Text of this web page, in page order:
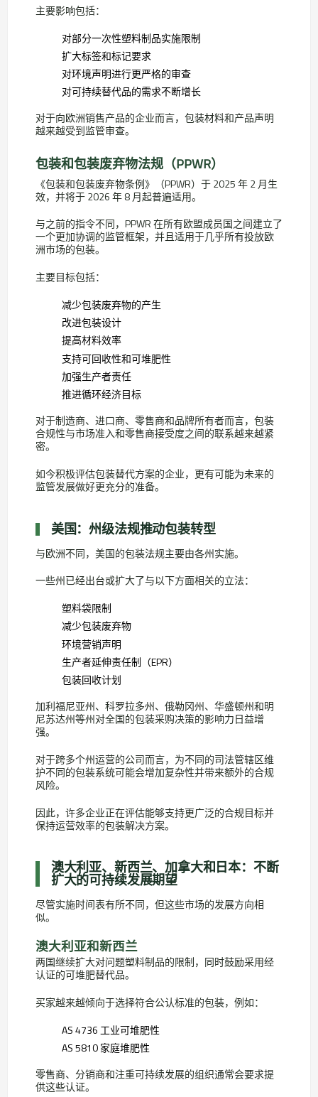
主要影响包括：
对部分一次性塑料制品实施限制
扩大标签和标记要求
对环境声明进行更严格的审查
对可持续替代品的需求不断增长
对于向欧洲销售产品的企业而言，包装材料和产品声明
越来越受到监管审查。
包装和包装废弃物法规（PPWR）
《包装和包装废弃物条例》（PPWR）于 2025 年 2 月生
效，并将于 2026 年 8 月起普遍适用。
与之前的指令不同，PPWR 在所有欧盟成员国之间建立了
一个更加协调的监管框架，并且适用于几乎所有投放欧
洲市场的包装。
主要目标包括：
减少包装废弃物的产生
改进包装设计
提高材料效率
支持可回收性和可堆肥性
加强生产者责任
推进循环经济目标
对于制造商、进口商、零售商和品牌所有者而言，包装
合规性与市场准入和零售商接受度之间的联系越来越紧
密。
如今积极评估包装替代方案的企业，更有可能为未来的
监管发展做好更充分的准备。
美国：州级法规推动包装转型
与欧洲不同，美国的包装法规主要由各州实施。
一些州已经出台或扩大了与以下方面相关的立法：
塑料袋限制
减少包装废弃物
环境营销声明
生产者延伸责任制（EPR）
包装回收计划
加利福尼亚州、科罗拉多州、俄勒冈州、华盛顿州和明
尼苏达州等州对全国的包装采购决策的影响力日益增
强。
对于跨多个州运营的公司而言，为不同的司法管辖区维
护不同的包装系统可能会增加复杂性并带来额外的合规
风险。
因此，许多企业正在评估能够支持更广泛的合规目标并
保持运营效率的包装解决方案。
澳大利亚、新西兰、加拿大和日本：不断
扩大的可持续发展期望
尽管实施时间表有所不同，但这些市场的发展方向相
似。
澳大利亚和新西兰
两国继续扩大对问题塑料制品的限制，同时鼓励采用经
认证的可堆肥替代品。
买家越来越倾向于选择符合公认标准的包装，例如：
AS 4736 工业可堆肥性
AS 5810 家庭堆肥性
零售商、分销商和注重可持续发展的组织通常会要求提
供这些认证。